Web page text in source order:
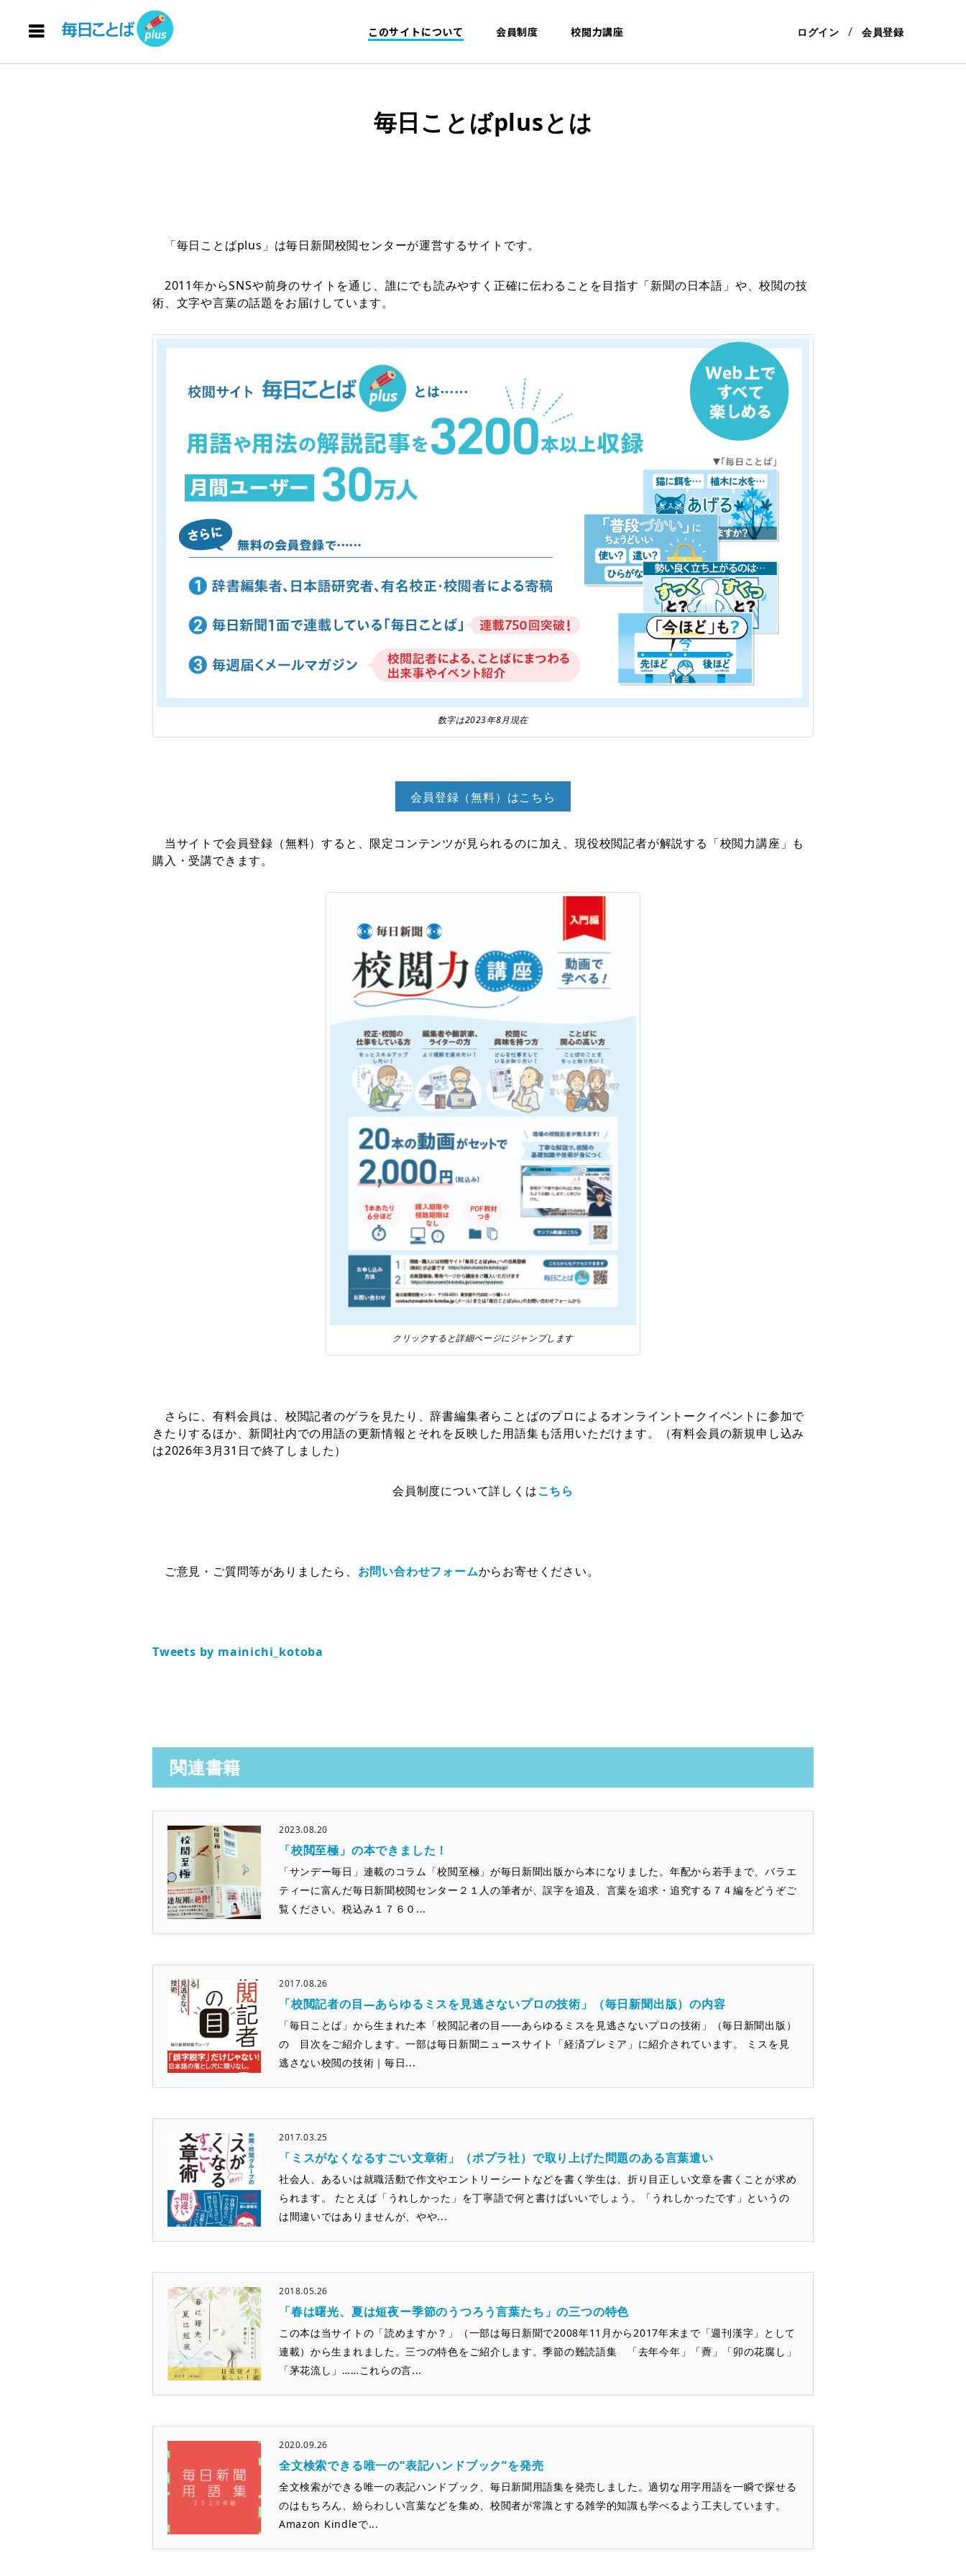
このサイトについて 会員制度 校閲力講座 ログイン 会員登録
毎日ことばplusとは
「毎日ことばplus」は毎日新聞校閲センターが運営するサイトです。
2011年からSNSや前身のサイトを通じ、誰にでも読みやすく正確に伝わることを目指す「新聞の日本語」や、校閲の技
術、文字や言葉の話題をお届けしています。
数字は2023年8月現在
会員登録（無料）はこちら
当サイトで会員登録（無料）すると、限定コンテンツが見られるのに加え、現役校閲記者が解説する「校閲力講座」も
購入・受講できます。
クリックすると詳細ページにジャンプします
さらに、 有料会員は、校閲記者のゲラを見たり、辞書編集者らことばのプロによるオンライントークイベントに参加で
きたりするほか、新聞社内での用語の更新情報とそれを反映した用語集も活用いただけます。（有料会員の新規申し込み
は2026年3月31日で終了しました）
会員制度について詳しくはこちら
ご意見・ご質問等がありましたら、 お問い合わせフォームからお寄せください。
Tweets by mainichi_kotoba
関連書籍
2023.08.20
「校閲至極」の本できました！
「サンデー毎日」連載のコラム「校閲至極」が毎日新聞出版から本になりました。年配から若手まで、バラエ
ティーに富んだ毎日新聞校閲センター２１人の筆者が、誤字を追及、言葉を追求・追究する７４編をどうぞご
覧ください。税込み１７６０...
2017.08.26
「校閲記者の目―あらゆるミスを見逃さないプロの技術」（毎日新聞出版）の内容
「毎日ことば」から生まれた本「校閲記者の目――あらゆるミスを見逃さないプロの技術」（毎日新聞出版）
の 目次をご紹介します。一部は毎日新聞ニュースサイト「経済プレミア」に紹介されています。 ミスを見
逃さない校閲の技術｜毎日...
2017.03.25
「ミスがなくなるすごい文章術」（ポプラ社）で取り上げた問題のある言葉遣い
社会人、あるいは就職活動で作文やエントリーシートなどを書く学生は、折り目正しい文章を書くことが求め
られます。 たとえば「うれしかった」を丁寧語で何と書けばいいでしょう。「うれしかったです」というの
は間違いではありませんが、やや...
2018.05.26
「春は曙光、夏は短夜ー季節のうつろう言葉たち」の三つの特色
この本は当サイトの「読めますか？」（一部は毎日新聞で2008年11月から2017年末まで「週刊漢字」として
連載）から生まれました。三つの特色をご紹介します。季節の難読語集 「去年今年」「薺」「卯の花腐し」
「茅花流し」……これらの言...
2020.09.26
全文検索できる唯一の“表記ハンドブック”を発売
全文検索ができる唯一の表記ハンドブック、毎日新聞用語集を発売しました。適切な用字用語を一瞬で探せる
のはもちろん、紛らわしい言葉などを集め、校閲者が常識とする雑学的知識も学べるよう工夫しています。
Amazon Kindleで...